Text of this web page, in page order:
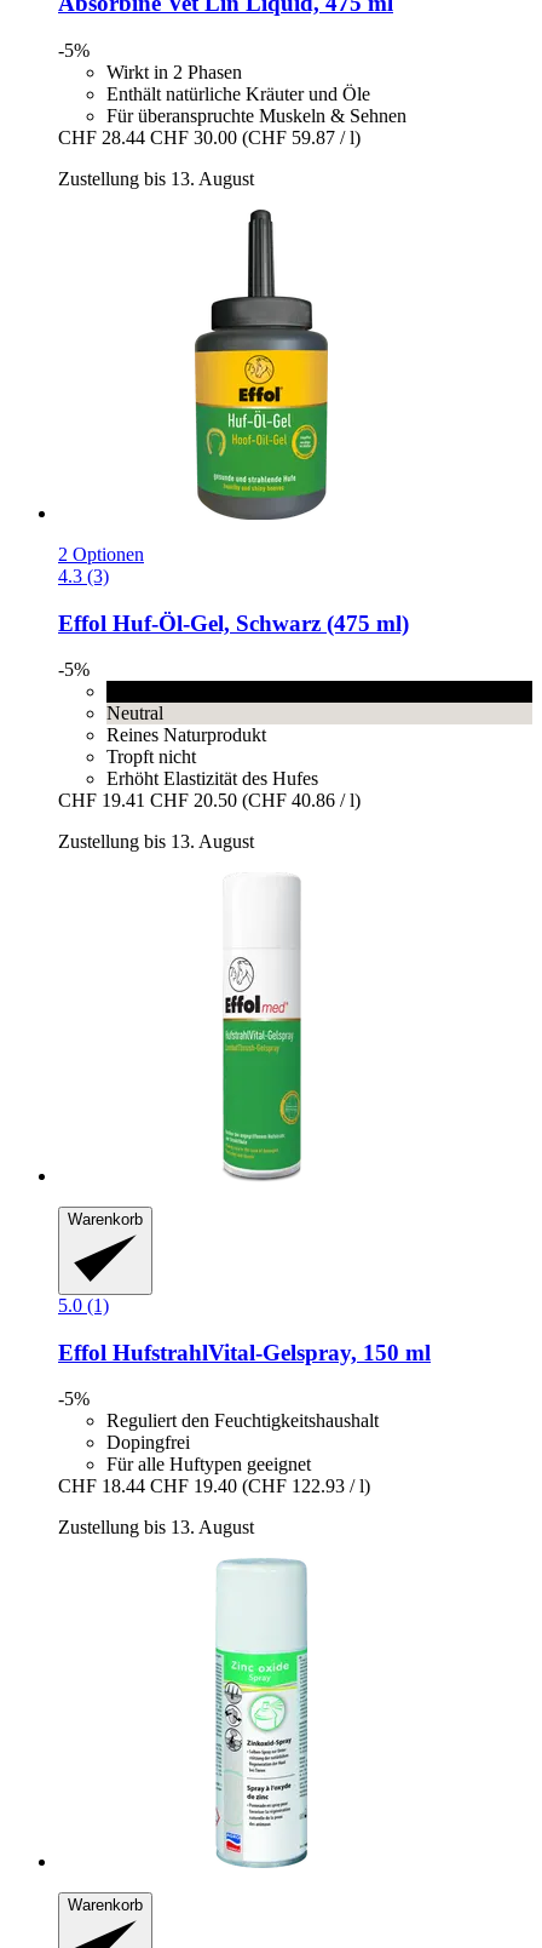
-5%
Wirkt in 2 Phasen
Enthält natürliche Kräuter und Öle
Für überanspruchte Muskeln & Sehnen
CHF 28.44 CHF 30.00 (CHF 59.87 / l)
Zustellung bis 13. August
2 Optionen
4.3 (3)
Effol Huf-​Öl-​Gel, Schwarz (475 ml)
-5%
Neutral
Reines Naturprodukt
Tropft nicht
Erhöht Elastizität des Hufes
CHF 19.41 CHF 20.50 (CHF 40.86 / l)
Zustellung bis 13. August
Warenkorb
5.0 (1)
Effol HufstrahlVital-​Gelspray, 150 ml
-5%
Reguliert den Feuchtigkeitshaushalt
Dopingfrei
Für alle Huftypen geeignet
CHF 18.44 CHF 19.40 (CHF 122.93 / l)
Zustellung bis 13. August
Warenkorb